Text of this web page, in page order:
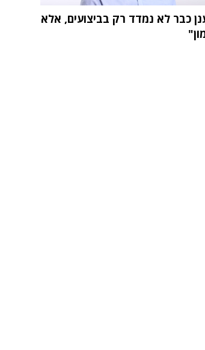
כבר לא נמדד רק בביצועים, אלא